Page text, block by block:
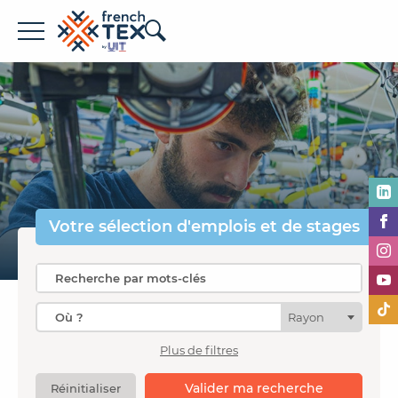
Offres d'emploi
Entreprises
Métiers
Formations
À propos de French TEX
Espace recruteur
Votre sélection d'emplois et de stages
Rayon
Plus de filtres
Valider ma recherche
Réinitialiser